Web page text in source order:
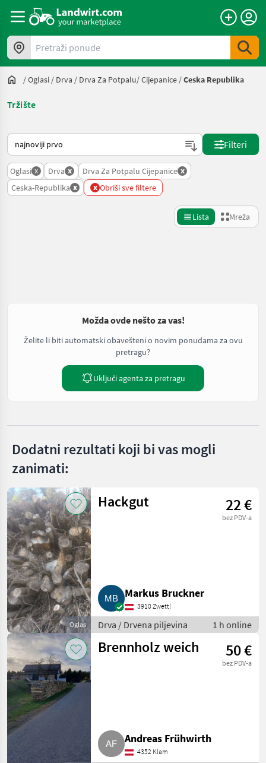
Pretraži ponude
/Oglasi / Drva / Drva Za Potpalu/ Cijepanice /Ceska Republika
Tržište
Način na koji sortira Landwirt.com
Filteri
Oglasi x Drva x Drva Za Potpalu Cijepanice x
Ceska-Republika x x Obriši sve filtere
Lista Mreža
Možda ovde nešto za vas!
Želite li biti automatski obavešteni o novim ponudama za ovu
pretragu?
Uključi agenta za pretragu
Dodatni rezultati koji bi vas mogli
zanimati:
Oglas
Hackgut 22 €
bez PDV-a
Markus Bruckner
3910 Zwettl
Drva / Drvena piljevina 1 h online
Brennholz weich 50 €
bez PDV-a
Andreas Frühwirth
4352 Klam